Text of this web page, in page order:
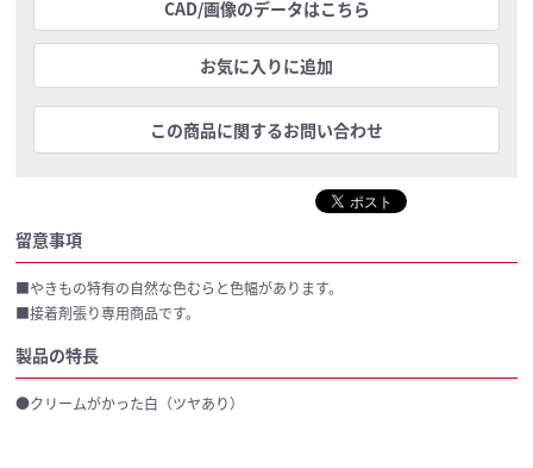
CAD/画像のデータはこちら
お気に入りに追加
この商品に関するお問い合わせ
留意事項
■やきもの特有の自然な色むらと色幅があります。
■接着剤張り専用商品です。
製品の特長
●クリームがかった白（ツヤあり）